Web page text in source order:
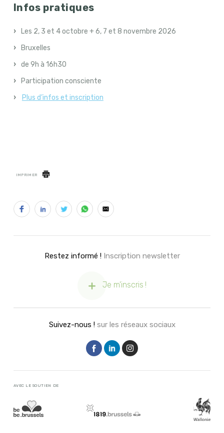
Infos pratiques
Les 2, 3 et 4 octobre + 6, 7 et 8 novembre 2026
Bruxelles
de 9h à 16h30
Participation consciente
Plus d’infos et inscription
IMPRIMER
Restez informé ! Inscription newsletter
Je m'inscris !
Suivez-nous ! sur les réseaux sociaux
AVEC LE SOUTIEN DE